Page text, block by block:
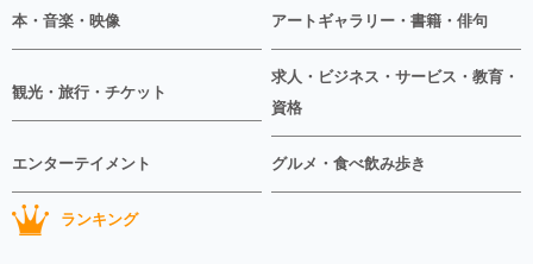
本・音楽・映像 アートギャラリー・書籍・俳句
観光・旅行・チケット
求人・ビジネス・サービス・教育・
資格
エンターテイメント グルメ・食べ飲み歩き
ランキング